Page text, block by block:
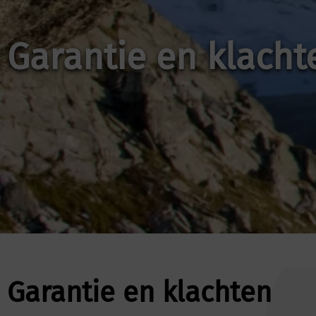
Garantie en
Garantie en klachten